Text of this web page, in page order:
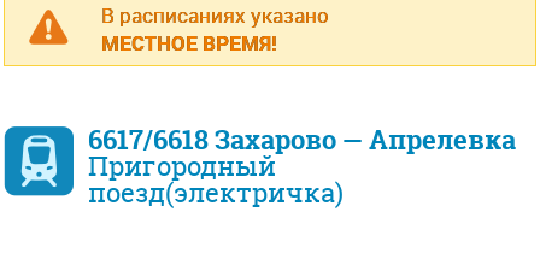
В расписаниях указано
МЕСТНОЕ ВРЕМЯ!
6617/6618 Захарово — Апрелевка
Пригородный
поезд(электричка)